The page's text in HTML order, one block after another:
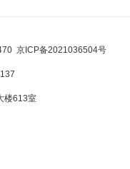
京ICP备2021036504号
楼613室